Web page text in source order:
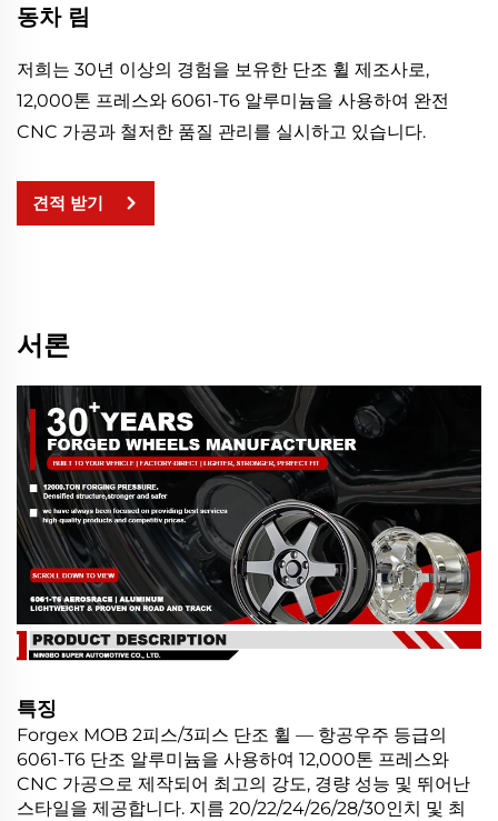
동차 림
저희는 30년 이상의 경험을 보유한 단조 휠 제조사로,
12,000톤 프레스와 6061-T6 알루미늄을 사용하여 완전
CNC 가공과 철저한 품질 관리를 실시하고 있습니다.
견적 받기
서론
특징
Forgex MOB 2피스/3피스 단조 휠 — 항공우주 등급의
6061-T6 단조 알루미늄을 사용하여 12,000톤 프레스와
CNC 가공으로 제작되어 최고의 강도, 경량 성능 및 뛰어난
스타일을 제공합니다. 지름 20/22/24/26/28/30인치 및 최